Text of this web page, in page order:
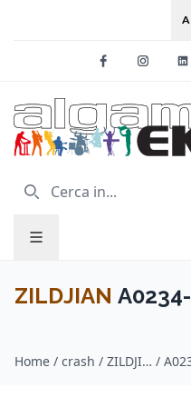
Facebook
ZILDJIAN
Home / crash / ZILDJIAN /